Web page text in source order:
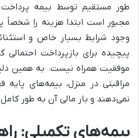
طور مستقیم توسط بیمه پرداخت
مجبور است ابتدا هزینه را
وجود شرایط بسیار خاص و
پیچیده برای بازپرداخت احتمالی
موفقیت همراه نیست. به همین
مراقبتی در منزل، بیمه‌های پایه
نمی‌دهند و بار مالی آن به طور
بیمه‌های تکمیلی: